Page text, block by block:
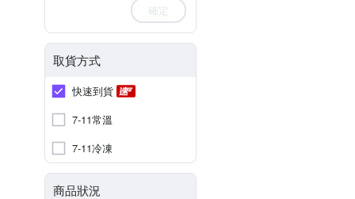
確定
取貨方式
快速到貨
7-11常溫
7-11冷凍
商品狀況